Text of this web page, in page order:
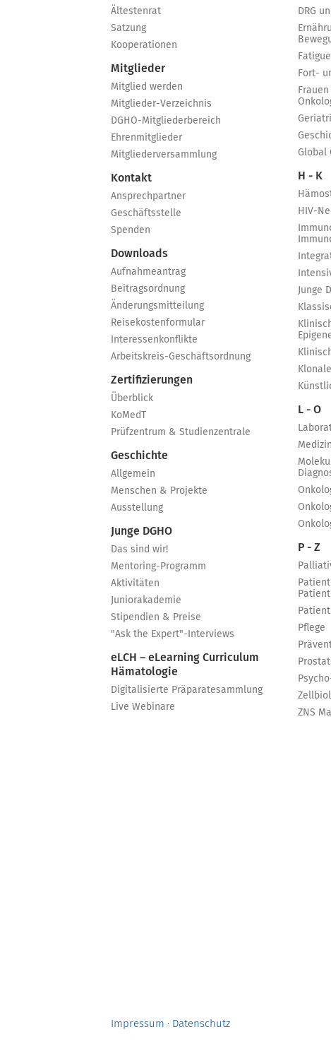
Ältestenrat
Satzung
Kooperationen
Mitglieder
Mitglied werden
Mitglieder-Verzeichnis
DGHO-Mitgliederbereich
Ehrenmitglieder
Mitgliederversammlung
Kontakt
Ansprechpartner
Geschäftsstelle
Spenden
Downloads
Aufnahmeantrag
Beitragsordnung
Änderungsmitteilung
Reisekostenformular
Interessenkonflikte
Arbeitskreis-Geschäftsordnung
Zertifizierungen
Überblick
KoMedT
Prüfzentrum & Studienzentrale
Geschichte
Allgemein
Menschen & Projekte
Ausstellung
Junge DGHO
Das sind wir!
Mentoring-Programm
Aktivitäten
Juniorakademie
Stipendien & Preise
"Ask the Expert"-Interviews
eLCH – eLearning Curriculum
Hämatologie
Digitalisierte Präparatesammlung
Live Webinare
DRG
Fatigue
Fort-
Global
H - K
HIV-
Junge
L - O
P - Z
Pflege
ZNS
Impressum · Datenschutz